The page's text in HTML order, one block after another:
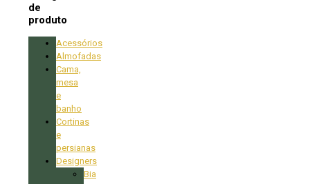
de
produto
Acessórios
Almofadas
Cama,
mesa
e
banho
Cortinas
e
persianas
Designers
Bia